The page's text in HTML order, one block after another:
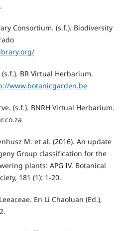
Consortium. (s.f.). Biodiversity
BR Virtual Herbarium.
www.botanicgarden.be
(s.f.). BNRH Virtual Herbarium.
M. et al. (2016). An update
Group classification for the
plants: APG IV. Botanical
181 (1): 1-20.
En Li Chaoluan (Ed.),